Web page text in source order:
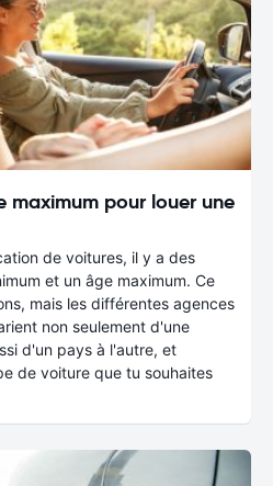
maximum pour louer une
de voitures, il y a des
et un âge maximum. Ce
mais les différentes agences
non seulement d'une
d'un pays à l'autre, et
de voiture que tu souhaites